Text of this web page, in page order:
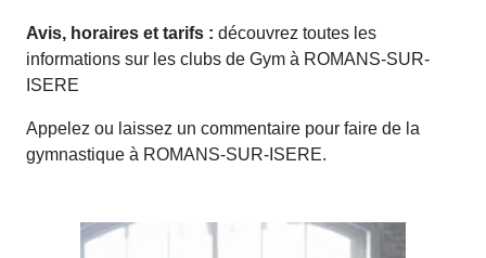
Avis, horaires et tarifs : découvrez toutes les
informations sur les clubs de Gym à ROMANS-SUR-
ISERE
Appelez ou laissez un commentaire pour faire de la
gymnastique à ROMANS-SUR-ISERE.